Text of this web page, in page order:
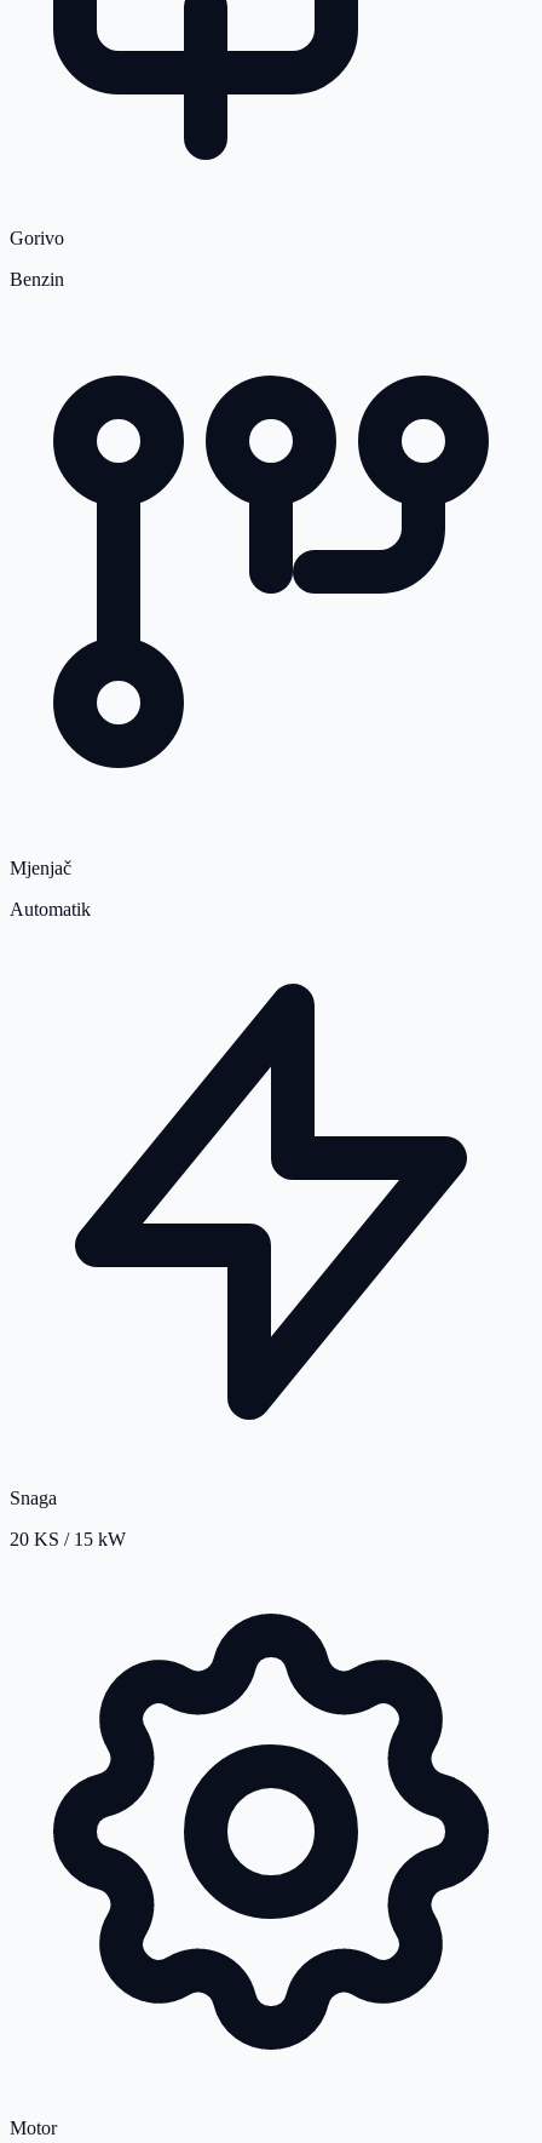
Gorivo
Benzin
Mjenjač
Automatik
Snaga
20 KS / 15 kW
Motor